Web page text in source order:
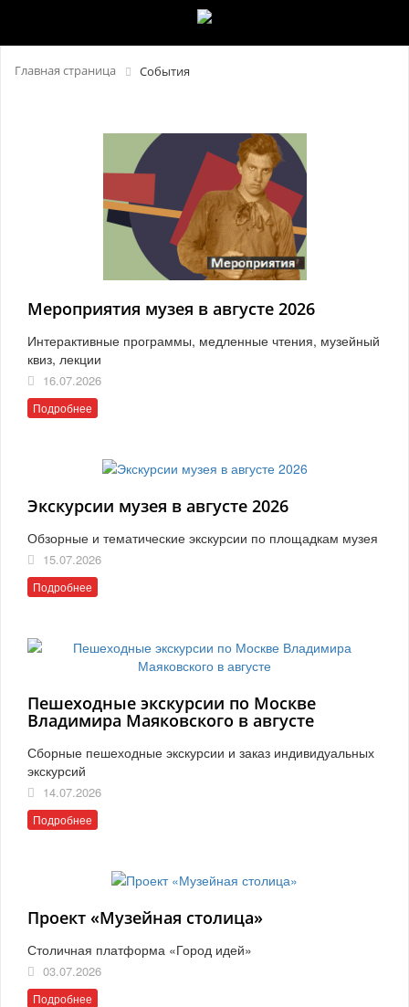
Главная страница События
Мероприятия музея в августе 2026
Интерактивные программы, медленные чтения, музейный
квиз, лекции
16.07.2026
Подробнее
Экскурсии музея в августе 2026
Обзорные и тематические экскурсии по площадкам музея
15.07.2026
Подробнее
Пешеходные экскурсии по Москве
Владимира Маяковского в августе
Сборные пешеходные экскурсии и заказ индивидуальных
экскурсий
14.07.2026
Подробнее
Проект «Музейная столица»
Столичная платформа «Город идей»
03.07.2026
Подробнее